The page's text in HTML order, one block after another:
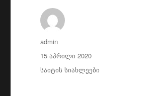
ავტორი
admin
გამოქვეყნებულია:
15 აპრილი 2020
კატეგორიები
საიტის სიახლეები